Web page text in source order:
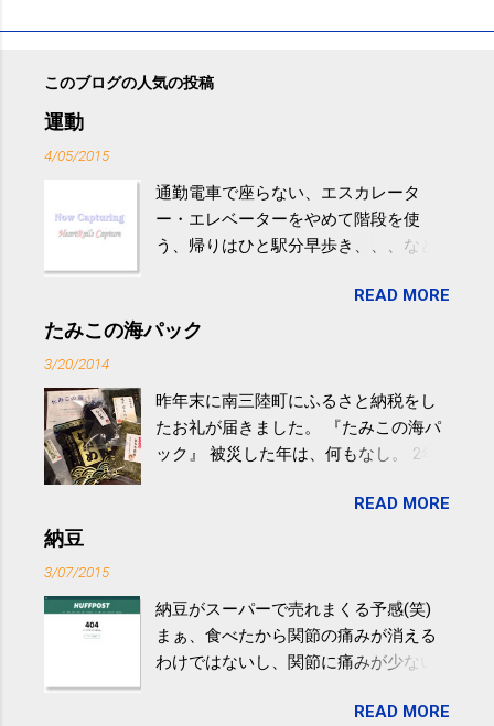
このブログの人気の投稿
運動
4/05/2015
通勤電車で座らない、エスカレータ
ー・エレベーターをやめて階段を使
う、帰りはひと駅分早歩き、、、など
やすい。 スポーツウェア・シューズで
するものだけが運動ではない。 食べ
けると改善する、との結果を筑波大の
研究チームが発表した。改善が期待で
きるのは、過度の飲酒が原因ではない
減らなくても効果があるという。 正田
波大「減量しなくても効果」 - ニュー
ス - アピタル（医療・健康）
READ MORE
たみこの海パック
3/20/2014
昨年末に南三陸町にふるさと納税をし
たお礼が届きました。 『たみこの海パ
ック』 被災した年は、何もなし。 2年
が『たみこの海パック』。 ボランティ
全く考えていなかったので、貰えると
少しづつ復興してる感が伝わってきて
嬉しいです。 あと、ふるさと納税が節
ですが、節税になるほど稼げていない
READ MORE
納豆
3/07/2015
納豆がスーパーで売れまくる予感(笑)
まぁ、食べたから関節の痛みが消える
わけではないし、関節に痛みが少ない
ど。。 「関節の老化」は、「コンドロ
READ MORE